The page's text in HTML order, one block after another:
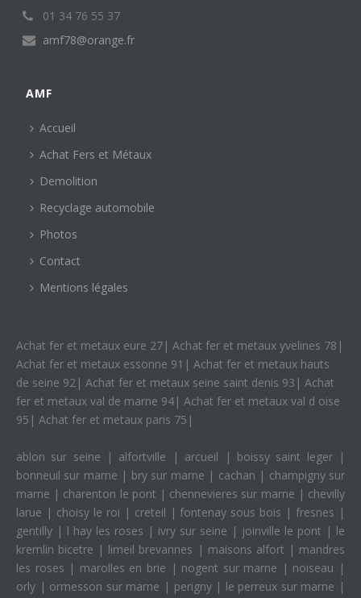
01 34 76 55 37
amf78@orange.fr
AMF
Accueil
Achat Fers et Métaux
Demolition
Recyclage automobile
Photos
Contact
Mentions légales
Achat fer et metaux eure 27 | Achat fer et metaux yvelines 78 |
Achat fer et metaux essonne 91 | Achat fer et metaux hauts
de seine 92 | Achat fer et metaux seine saint denis 93 | Achat
fer et metaux val de marne 94 | Achat fer et metaux val d oise
95 | Achat fer et metaux paris 75 |
ablon sur seine | alfortville | arcueil | boissy saint leger |
bonneuil sur marne | bry sur marne | cachan | champigny sur
marne | charenton le pont | chennevieres sur marne | chevilly
larue | choisy le roi | creteil | fontenay sous bois | fresnes |
gentilly | l hay les roses | ivry sur seine | joinville le pont | le
kremlin bicetre | limeil brevannes | maisons alfort | mandres
les roses | marolles en brie | nogent sur marne | noiseau |
orly | ormesson sur marne | perigny | le perreux sur marne |